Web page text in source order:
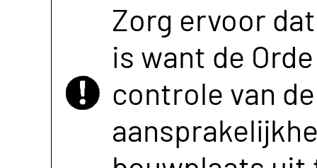
Zorg ervoor
is want de
controle van